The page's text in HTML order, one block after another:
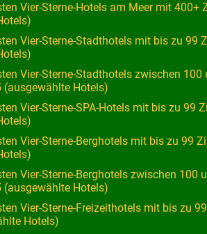
Vier-Sterne-Hotels am Meer mit
Vier-Sterne-Stadthotels mit bis zu 99
Vier-Sterne-Stadthotels zwischen
(ausgewählte Hotels)
Vier-Sterne-SPA-Hotels mit bis zu 99
Vier-Sterne-Berghotels mit bis zu 99
Vier-Sterne-Berghotels zwischen 100
(ausgewählte Hotels)
Vier-Sterne-Freizeithotels mit bis zu
Hotels)